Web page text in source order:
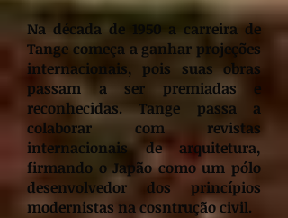
Na década de 1950 a carreira de
Tange começa a ganhar projeções
internacionais, pois suas obras
passam a ser premiadas e
reconhecidas. Tange passa a
colaborar com revistas
internacionais de arquitetura,
firmando o Japão como um pólo
desenvolvedor dos princípios
modernistas na cosntrução civil.